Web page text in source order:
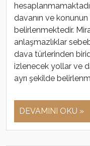
davanın ve
belirlenmektedir.
anlaşmazlıklar
dava türlerinden
izlenecek yollar ve
ayrı şekilde
DEVAMINI OKU »